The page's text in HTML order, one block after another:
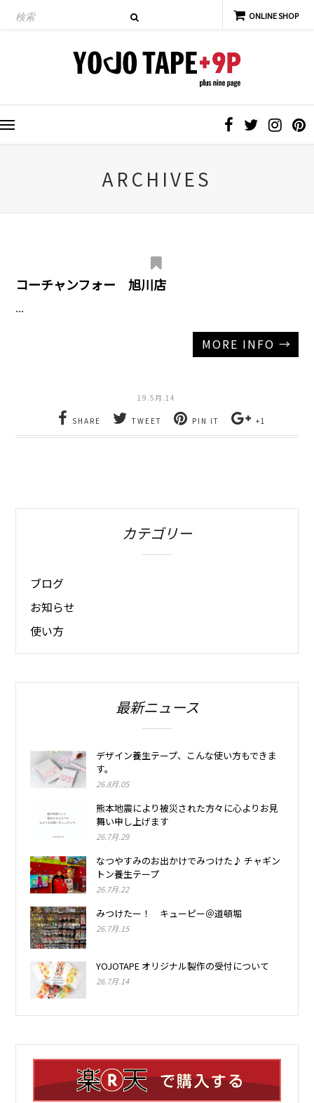
ARCHIVES
コーチャンフォー 旭川店
...
MORE INFO →
19.5月.14
SHARE TWEET PIN IT +1
カテゴリー
ブログ
お知らせ
使い方
最新ニュース
デザイン養生テープ、こんな使い方もできま
す。
26.8月.05
熊本地震により被災された方々に心よりお見
舞い申し上げます
26.7月.29
なつやすみのお出かけでみつけた♪ チャギン
トン養生テープ
26.7月.22
みつけたー！ キューピー＠道頓堀
26.7月.15
YOJOTAPE オリジナル製作の受付について
26.7月.14